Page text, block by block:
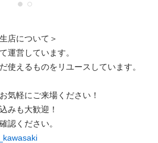
店について＞
運営しています。
使えるものをリユースしています。
気軽にご来場ください！
みも大歓迎！